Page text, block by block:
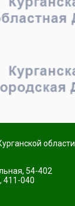
области
54-402
411-040